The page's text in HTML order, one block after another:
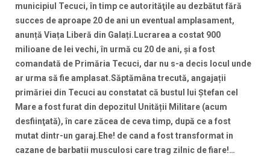
municipiul Tecuci, în timp ce autorităţile au dezbătut fără
succes de aproape 20 de ani un eventual amplasament,
anunță Viața Liberă din Galați.Lucrarea a costat 900
milioane de lei vechi, în urmă cu 20 de ani, și a fost
comandată de Primăria Tecuci, dar nu s-a decis locul unde
ar urma să fie amplasat.Săptămâna trecută, angajații
primăriei din Tecuci au constatat că bustul lui Ştefan cel
Mare a fost furat din depozitul Unității Militare (acum
desfiinţată), în care zăcea de ceva timp, după ce a fost
mutat dintr-un garaj.Ehe! de cand a fost transformat in
cazane de barbatii musculosi care trag zilnic de fiare!…